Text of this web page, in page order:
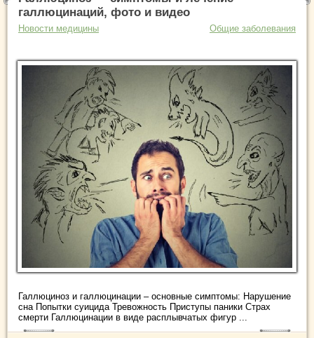
галлюцинаций, фото и видео
Новости медицины Общие заболевания
Галлюциноз и галлюцинации – основные симптомы: Нарушение
сна Попытки суицида Тревожность Приступы паники Страх
смерти Галлюцинации в виде расплывчатых фигур ...